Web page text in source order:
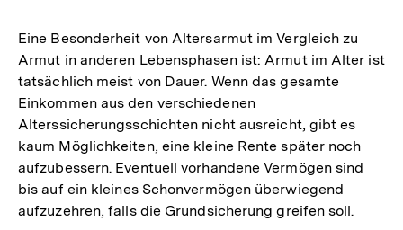
Eine Besonderheit von Altersarmut im Vergleich zu
Armut in anderen Lebensphasen ist: Armut im Alter ist
tatsächlich meist von Dauer. Wenn das gesamte
Einkommen aus den verschiedenen
Alterssicherungsschichten nicht ausreicht, gibt es
kaum Möglichkeiten, eine kleine Rente später noch
aufzubessern. Eventuell vorhandene Vermögen sind
bis auf ein kleines Schonvermögen überwiegend
aufzuzehren, falls die Grundsicherung greifen soll.